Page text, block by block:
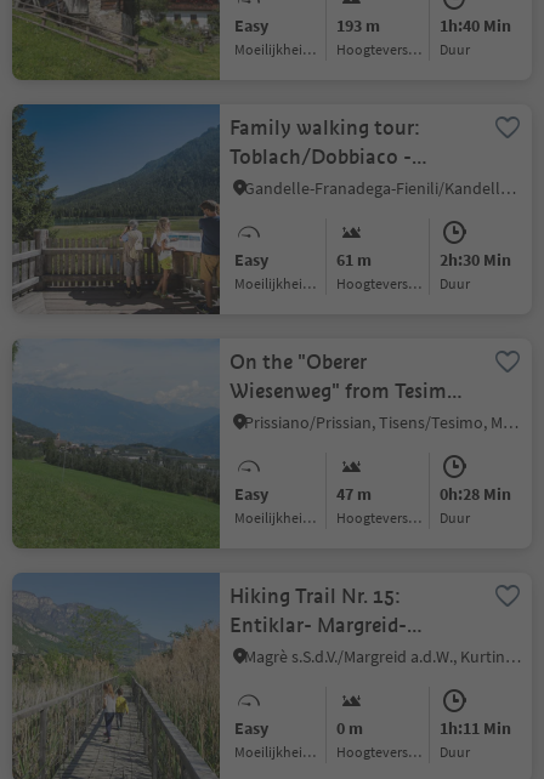
Easy
Moeilijkheidsgraad
193 m
Hoogteverschil
1h:40 Min
Duur
Family walking tour:
Toblach/Dobbiaco -
Toblach/Dobbiaco lake -
Nature Educational Trail -
Toblach
Gandelle-Franadega-Fienili/Kandellen-Frondeigen-Stadlern, Toblach/Dobbiaco, Dolomites Region 3 Zinnen
Easy
Moeilijkheidsgraad
61 m
Hoogteverschil
2h:30 Min
Duur
On the "Oberer
Wiesenweg" from Tesimo
to Prissiano
Prissiano/Prissian, Tisens/Tesimo, Meran/Merano and environs
Easy
Moeilijkheidsgraad
47 m
Hoogteverschil
0h:28 Min
Duur
Hiking Trail Nr. 15:
Entiklar- Margreid-
Kurtinig
Magrè s.S.d.V./Margreid a.d.W., Kurtinig an der Weinstraße/Cortina sulla Strada del Vino, Alto Adige Wine Road
Easy
Moeilijkheidsgraad
0 m
Hoogteverschil
1h:11 Min
Duur